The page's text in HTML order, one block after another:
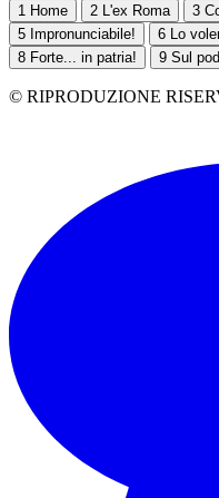
1 Home 2 L'ex Roma 3
5 Impronunciabile! 6 Lo
8 Forte... in patria! 9 Sul
© RIPRODUZIONE